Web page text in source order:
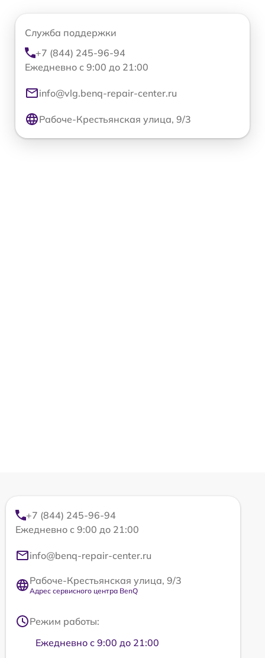
Служба поддержки
+7 (844) 245-96-94
Ежедневно с 9:00 до 21:00
info@vlg.benq-repair-center.ru
Рабоче-Крестьянская улица, 9/3
+7 (844) 245-96-94
Ежедневно с 9:00 до 21:00
info@benq-repair-center.ru
Рабоче-Крестьянская улица, 9/3
Адрес сервисного центра BenQ
Режим работы:
Ежедневно с 9:00 до 21:00